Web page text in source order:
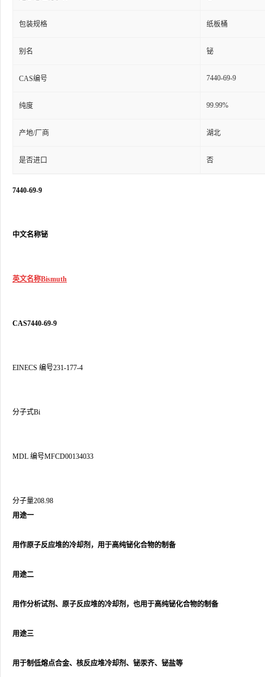
包装规格 纸板桶
别名 铋
CAS编号 7440-69-9
纯度 99.99%
产地/厂商 湖北
是否进口 否
7440-69-9
中文名称铋
英文名称Bismuth
CAS7440-69-9
EINECS 编号231-177-4
分子式Bi
MDL 编号MFCD00134033
分子量208.98
用途一
用作原子反应堆的冷却剂，用于高纯铋化合物的制备
用途二
用作分析试剂、原子反应堆的冷却剂，也用于高纯铋化合物的制备
用途三
用于制低熔点合金、核反应堆冷却剂、铋汞齐、铋盐等